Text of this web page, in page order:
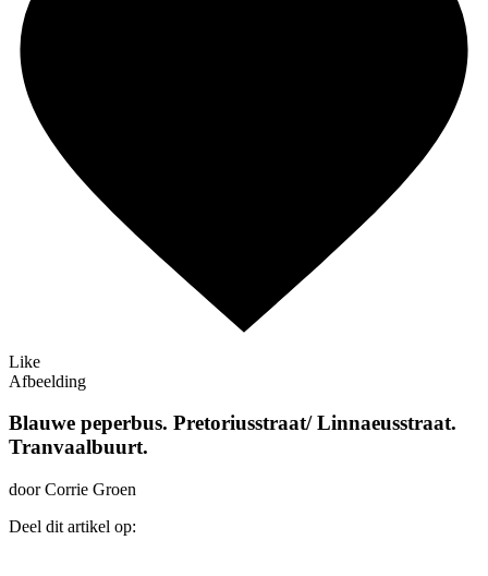
Like
Afbeelding
Blauwe peperbus. Pretoriusstraat/ Linnaeusstraat.
Tranvaalbuurt.
door Corrie Groen
Deel dit artikel op: